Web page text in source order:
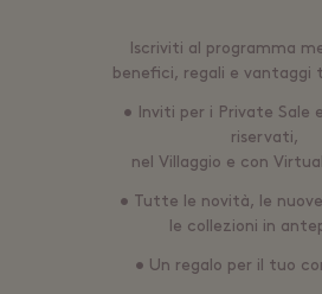
Iscriviti al programma
benefici, regali e vantaggi
• Inviti per i Private Sale
riservati,
nel Villaggio e con
• Tutte le novità, le
le collezioni in
• Un regalo per il tuo